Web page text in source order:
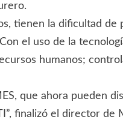
tienen la dificultad de
el uso de la
humanos;
que ahora pueden
finalizó el director de